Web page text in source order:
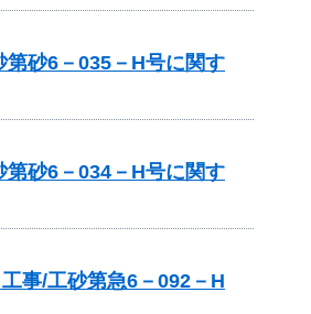
砂6－035－H号に関す
砂6－034－H号に関す
事/工砂第急6－092－H